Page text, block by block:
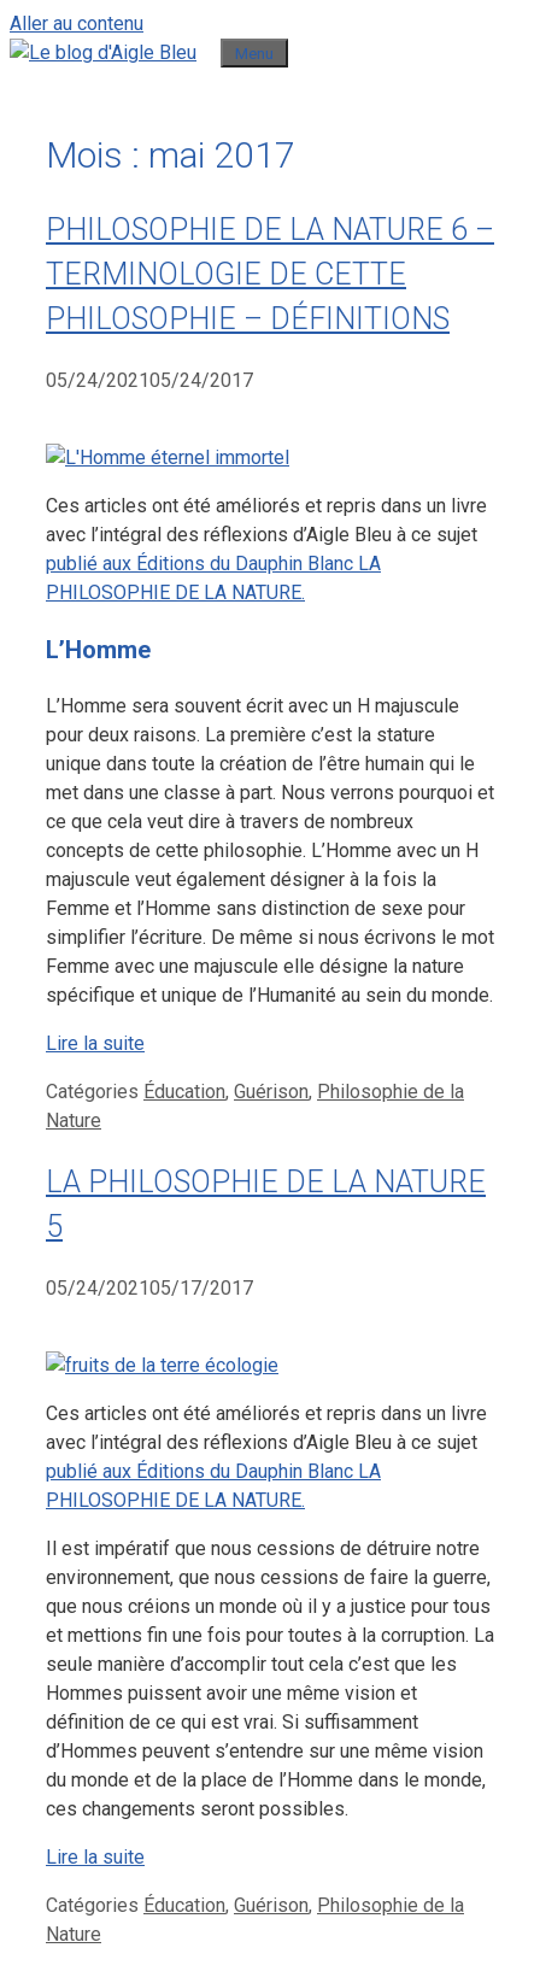
Aller au contenu
Menu
Mois : mai 2017
PHILOSOPHIE DE LA NATURE 6 –
TERMINOLOGIE DE CETTE
PHILOSOPHIE – DÉFINITIONS
05/24/202105/24/2017
Ces articles ont été améliorés et repris dans un livre
avec l’intégral des réflexions d’Aigle Bleu à ce sujet
publié aux Éditions du Dauphin Blanc LA
PHILOSOPHIE DE LA NATURE.
L’Homme
L’Homme sera souvent écrit avec un H majuscule
pour deux raisons. La première c’est la stature
unique dans toute la création de l’être humain qui le
met dans une classe à part. Nous verrons pourquoi et
ce que cela veut dire à travers de nombreux
concepts de cette philosophie. L’Homme avec un H
majuscule veut également désigner à la fois la
Femme et l’Homme sans distinction de sexe pour
simplifier l’écriture. De même si nous écrivons le mot
Femme avec une majuscule elle désigne la nature
spécifique et unique de l’Humanité au sein du monde.
Lire la suite
Catégories Éducation, Guérison, Philosophie de la
Nature
LA PHILOSOPHIE DE LA NATURE
5
05/24/202105/17/2017
Ces articles ont été améliorés et repris dans un livre
avec l’intégral des réflexions d’Aigle Bleu à ce sujet
publié aux Éditions du Dauphin Blanc LA
PHILOSOPHIE DE LA NATURE.
Il est impératif que nous cessions de détruire notre
environnement, que nous cessions de faire la guerre,
que nous créions un monde où il y a justice pour tous
et mettions fin une fois pour toutes à la corruption. La
seule manière d’accomplir tout cela c’est que les
Hommes puissent avoir une même vision et
définition de ce qui est vrai. Si suffisamment
d’Hommes peuvent s’entendre sur une même vision
du monde et de la place de l’Homme dans le monde,
ces changements seront possibles.
Lire la suite
Catégories Éducation, Guérison, Philosophie de la
Nature